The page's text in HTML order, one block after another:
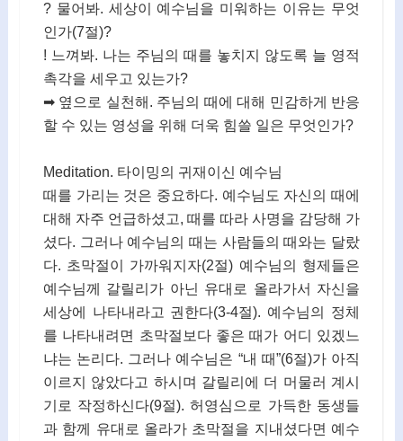
? 물어봐. 세상이 예수님을 미워하는 이유는 무엇
인가(7절)?
! 느껴봐. 나는 주님의 때를 놓치지 않도록 늘 영적
촉각을 세우고 있는가?
➡ 옆으로 실천해. 주님의 때에 대해 민감하게 반응
할 수 있는 영성을 위해 더욱 힘쓸 일은 무엇인가?
Meditation. 타이밍의 귀재이신 예수님
때를 가리는 것은 중요하다. 예수님도 자신의 때에
대해 자주 언급하셨고, 때를 따라 사명을 감당해 가
셨다. 그러나 예수님의 때는 사람들의 때와는 달랐
다. 초막절이 가까워지자(2절) 예수님의 형제들은
예수님께 갈릴리가 아닌 유대로 올라가서 자신을
세상에 나타내라고 권한다(3-4절). 예수님의 정체
를 나타내려면 초막절보다 좋은 때가 어디 있겠느
냐는 논리다. 그러나 예수님은 “내 때”(6절)가 아직
이르지 않았다고 하시며 갈릴리에 더 머물러 계시
기로 작정하신다(9절). 허영심으로 가득한 동생들
과 함께 유대로 올라가 초막절을 지내셨다면 예수